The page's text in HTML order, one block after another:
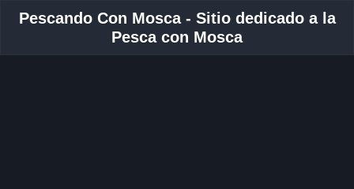
Pescando Con Mosca - Sitio dedicado a la
Pesca con Mosca